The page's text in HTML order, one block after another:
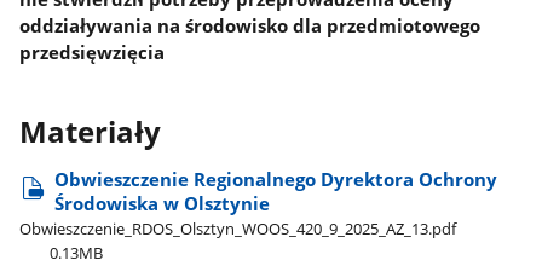
oddziaływania na środowisko dla przedmiotowego
przedsięwzięcia
Materiały
Obwieszczenie Regionalnego Dyrektora Ochrony
Środowiska w Olsztynie
Obwieszczenie​_RDOS​_Olsztyn​_WOOS​_420​_9​_2025​_AZ​_13.pdf
0.13MB